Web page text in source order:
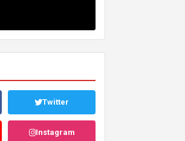
Twitter
Instagram